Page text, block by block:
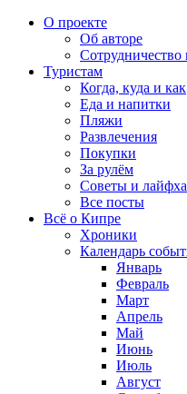
О проекте
Об авторе
Сотрудничество
Туристам
Когда, куда и как
Еда и напитки
Пляжи
Развлечения
Покупки
За рулём
Советы и
Все посты
Всё о Кипре
Хроники
Календарь
Январь
Февраль
Март
Апрель
Май
Июнь
Июль
Август